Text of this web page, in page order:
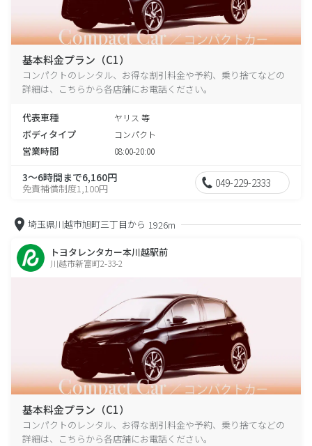
基本料金プラン（C1）
コンパクトのレンタル、お得な割引料金や予約、乗り捨てなどの
詳細は、こちらから各店舗にお電話ください。
代表車種 ヤリス 等
ボディタイプ コンパクト
営業時間 08:00-20:00
3～6時間まで6,160円
免責補償制度1,100円 049-229-2333
埼玉県川越市旭町三丁目から 1926m
トヨタレンタカー本川越駅前
川越市新富町2-33-2
基本料金プラン（C1）
コンパクトのレンタル、お得な割引料金や予約、乗り捨てなどの
詳細は、こちらから各店舗にお電話ください。